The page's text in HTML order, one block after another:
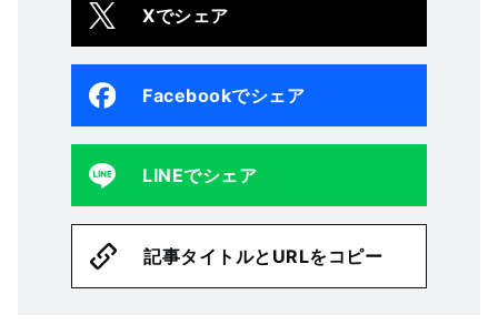
Xでシェア
Facebookでシェア
LINEでシェア
記事タイトルとURLをコピー